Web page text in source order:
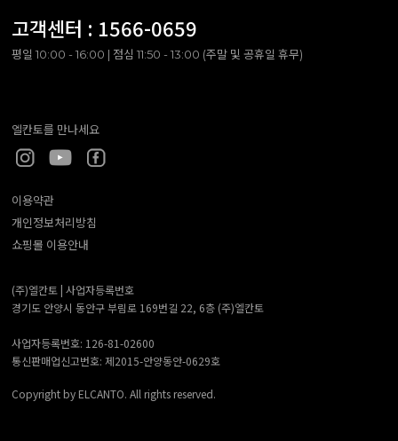
고객센터 : 1566-0659
평일 10:00 - 16:00 | 점심 11:50 - 13:00 (주말 및 공휴일 휴무)
엘칸토를 만나세요
이용약관
개인정보처리방침
쇼핑몰 이용안내
(주)엘칸토 | 사업자등록번호
경기도 안양시 동안구 부림로 169번길 22, 6층 (주)엘칸토
사업자등록번호: 126-81-02600
통신판매업신고번호: 제2015-안양동안-0629호
Copyright by ELCANTO. All rights reserved.